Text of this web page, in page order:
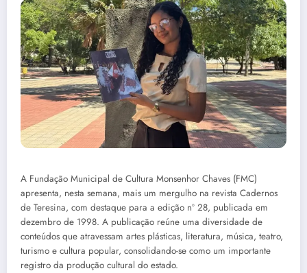
A Fundação Municipal de Cultura Monsenhor Chaves (FMC)
apresenta, nesta semana, mais um mergulho na revista Cadernos
de Teresina, com destaque para a edição nº 28, publicada em
dezembro de 1998. A publicação reúne uma diversidade de
conteúdos que atravessam artes plásticas, literatura, música, teatro,
turismo e cultura popular, consolidando-se como um importante
registro da produção cultural do estado.